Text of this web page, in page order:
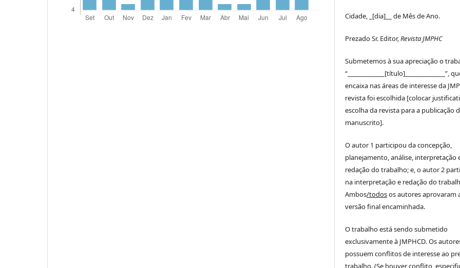
Cidade, _[dia]__ de Mês de Ano.
Prezado Sr. Editor,Revista JMPHC
Submetemos à sua apreciação o
“____________[título]_____________”,
encaixa nas áreas de interesse da
revista foi escolhida [colocar
escolha da revista para a publicação
manuscrito].
O autor 1 participou da concepção,
planejamento, análise, interpretação
redação do trabalho; e, o autor 2
na interpretação e redação do
Ambos/todosos autores aprovaram
versão final encaminhada.
O trabalho está sendo submetido
exclusivamente à JMPHCD. Os
possuem conflitos de interesse ao
trabalho. (Se houver conflito,